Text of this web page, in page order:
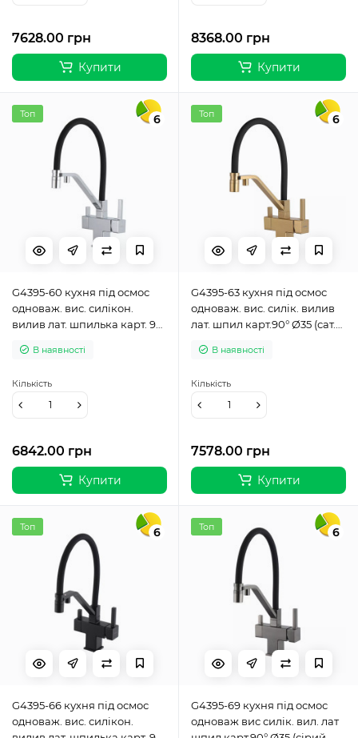
7628.00 грн
Купити
8368.00 грн
Купити
6
Топ
G4395-60 кухня під осмос
одноваж. вис. силікон.
вилив лат. шпилька карт. 90°
В наявності
6842.00 грн
Кількість
Купити
6
Топ
G4395-63 кухня під осмос
одноваж. вис. силік. вилив
лат. шпил карт.90° Ø35 (сат.
В наявності
7578.00 грн
Кількість
Купити
6
Топ
G4395-66 кухня під осмос
одноваж. вис. силікон.
6
Топ
G4395-69 кухня під осмос
одноваж вис силік. вил. лат